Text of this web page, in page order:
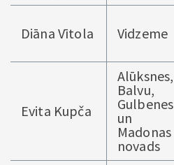
Diāna Vītola Vidzeme
Evita Kupča
Alūksnes,
Balvu,
Gulbenes
un
Madonas
novads